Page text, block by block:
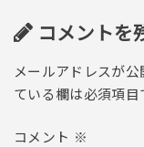
コメントを
メールアドレスが公
ている欄は必須項目
コメント ※